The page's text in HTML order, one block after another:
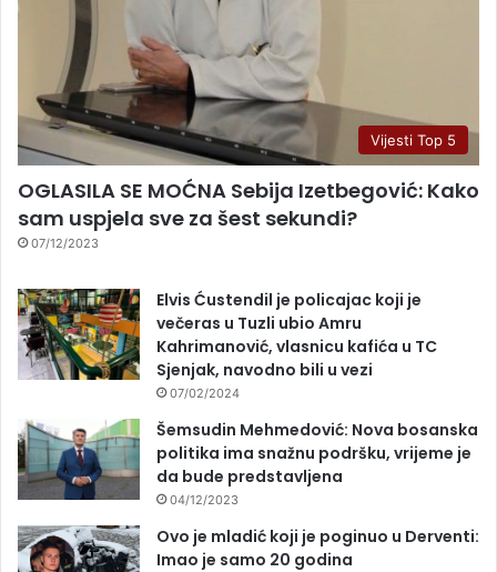
Vijesti Top 5
OGLASILA SE MOĆNA Sebija Izetbegović: Kako
sam uspjela sve za šest sekundi?
07/12/2023
Elvis Ćustendil je policajac koji je
večeras u Tuzli ubio Amru
Kahrimanović, vlasnicu kafića u TC
Sjenjak, navodno bili u vezi
07/02/2024
Šemsudin Mehmedović: Nova bosanska
politika ima snažnu podršku, vrijeme je
da bude predstavljena
04/12/2023
Ovo je mladić koji je poginuo u Derventi:
Imao je samo 20 godina